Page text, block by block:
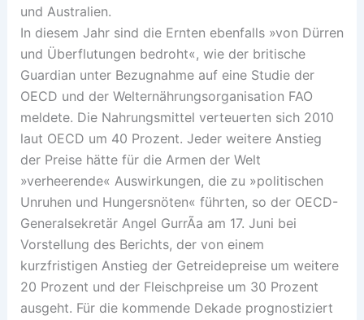
und Australien.
In diesem Jahr sind die Ernten ebenfalls »von Dürren
und Überflutungen bedroht«, wie der britische
Guardian unter Bezugnahme auf eine Studie der
OECD und der Welternährungsorganisation FAO
meldete. Die Nahrungsmittel verteuerten sich 2010
laut OECD um 40 Prozent. Jeder weitere Anstieg
der Preise hätte für die Armen der Welt
»verheerende« Auswirkungen, die zu »politischen
Unruhen und Hungersnöten« führten, so der OECD-
Generalsekretär Angel GurrÃ­a am 17. Juni bei
Vorstellung des Berichts, der von einem
kurzfristigen Anstieg der Getreidepreise um weitere
20 Prozent und der Fleischpreise um 30 Prozent
ausgeht. Für die kommende Dekade prognostiziert